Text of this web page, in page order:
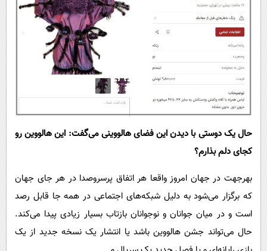
حال یک دوستی با دیدن این فضای هالووینی می‌گفت: این هالووین رو
کجای دلم بذارم؟
بهرجهت در جهان امروز واقعا هر اتفاق پرسروصدا در هر جای جهان
که برگزار می‌شود به دلیل شبکه‌های اجتماعی در همه جا قابل رصد
است و در میان جوانان و نوجوانان بازتاب بسیار زیادی پیدا می‌کند.
حال می‌تواند جشن هالووین باشد یا انتشار یک نسخه جدید از یک